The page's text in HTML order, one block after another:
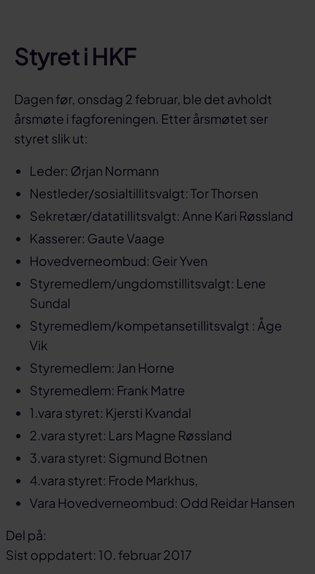
Styret i HKF
Dagen før, onsdag 2 februar, ble det avholdt
årsmøte i fagforeningen. Etter årsmøtet ser
styret slik ut:
Leder: Ørjan Normann
Nestleder/sosialtillitsvalgt: Tor Thorsen
Sekretær/datatillitsvalgt: Anne Kari Røssland
Kasserer: Gaute Vaage
Hovedverneombud: Geir Yven
Styremedlem/ungdomstillitsvalgt: Lene
Sundal
Styremedlem/kompetansetillitsvalgt : Åge
Vik
Styremedlem: Jan Horne
Styremedlem: Frank Matre
1.vara styret: Kjersti Kvandal
2.vara styret: Lars Magne Røssland
3.vara styret: Sigmund Botnen
4.vara styret: Frode Markhus,
Vara Hovedverneombud: Odd Reidar Hansen
Del på:
Del
Del
Del
Sist oppdatert: 10. februar 2017